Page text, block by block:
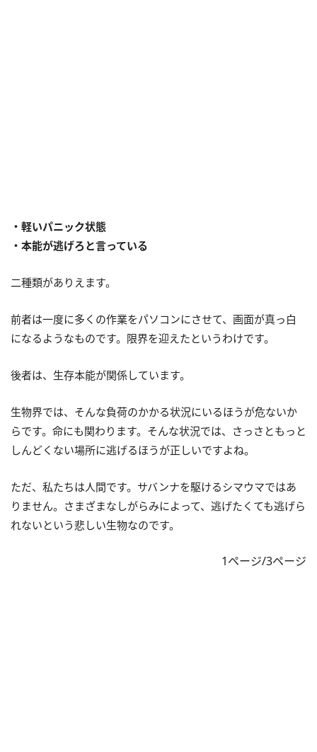
・軽いパニック状態
・本能が逃げろと言っている
二種類がありえます。
前者は一度に多くの作業をパソコンにさせて、画面が真っ白
になるようなものです。限界を迎えたというわけです。
後者は、生存本能が関係しています。
生物界では、そんな負荷のかかる状況にいるほうが危ないか
らです。命にも関わります。そんな状況では、さっさともっと
しんどくない場所に逃げるほうが正しいですよね。
ただ、私たちは人間です。サバンナを駆けるシマウマではあ
りません。さまざまなしがらみによって、逃げたくても逃げら
れないという悲しい生物なのです。
1ページ/3ページ